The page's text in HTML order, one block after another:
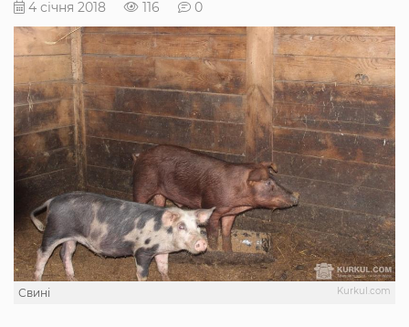
4 січня 2018 116 0
Kurkul.com
Свині